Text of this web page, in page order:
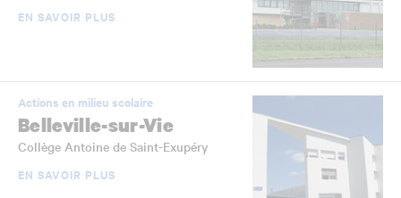
EN SAVOIR PLUS
Actions en milieu scolaire
Belleville-sur-Vie
Collège Antoine de Saint-Exupéry
EN SAVOIR PLUS